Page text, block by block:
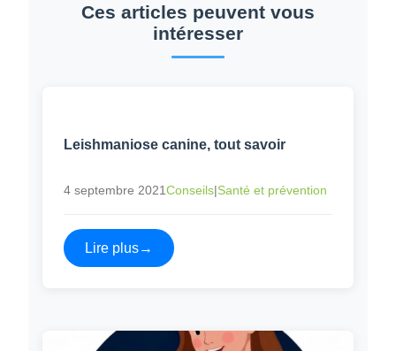
Ces articles peuvent vous
intéresser
Leishmaniose canine, tout savoir
4 septembre 2021 Conseils Santé et prévention
Lire plus→